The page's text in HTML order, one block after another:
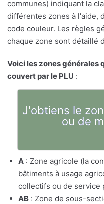
communes) indiquant la
différentes zones à l'aide,
code couleur. Les règles
chaque zone sont détaillé
Voici les zones générales
couvert par le PLU :
J'obtiens le
ou de
A : Zone agricole (la
bâtiments à usage
collectifs ou de service
AB : Zone de sous-